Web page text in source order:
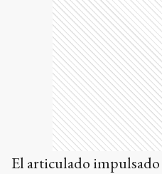
El articulado